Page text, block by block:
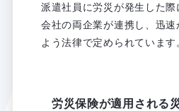
派遣社員に労災が発生した
会社の両企業が連携し、迅
よう法律で定められています
労災保険が適用される